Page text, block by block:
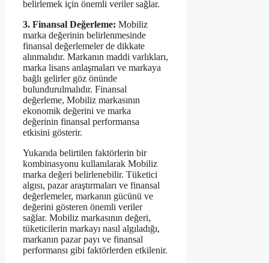
belirlemek için önemli veriler sağlar.
3. Finansal Değerleme: Mobiliz
marka değerinin belirlenmesinde
finansal değerlemeler de dikkate
alınmalıdır. Markanın maddi varlıkları,
marka lisans anlaşmaları ve markaya
bağlı gelirler göz önünde
bulundurulmalıdır. Finansal
değerleme, Mobiliz markasının
ekonomik değerini ve marka
değerinin finansal performansa
etkisini gösterir.
Yukarıda belirtilen faktörlerin bir
kombinasyonu kullanılarak Mobiliz
marka değeri belirlenebilir. Tüketici
algısı, pazar araştırmaları ve finansal
değerlemeler, markanın gücünü ve
değerini gösteren önemli veriler
sağlar. Mobiliz markasının değeri,
tüketicilerin markayı nasıl algıladığı,
markanın pazar payı ve finansal
performansı gibi faktörlerden etkilenir.